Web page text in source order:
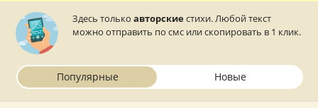
вам помогут!Здесь толькоавторские стихи. Любой текст
можно отправить по смс или скопировать в 1 клик.
Популярные Новые